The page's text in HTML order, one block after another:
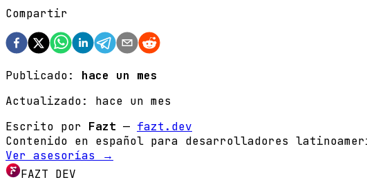
Compartir
Publicado:
hace un mes
Actualizado: hace un mes
Escrito por Fazt — fazt.dev
Contenido en español para desarrolladores
Ver asesorías →
FAZT DEV